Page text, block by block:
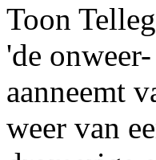
Toon
'de
aanneemt
weer van